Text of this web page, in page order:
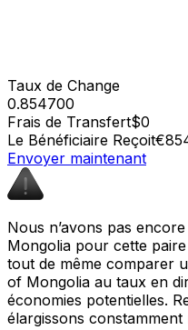
Taux de Change
0.854700
Frais de Transfert$0
Le Bénéficiaire Reçoit
Envoyer maintenant
Nous n’avons pas
Mongolia pour cette
tout de même comparer
of Mongolia au taux en
économies potentielles.
élargissons